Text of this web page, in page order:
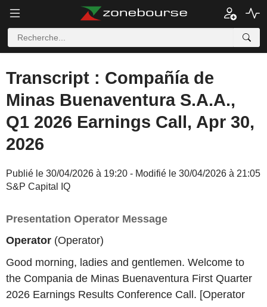
Transcript : Compañía de
Minas Buenaventura S.A.A.,
Q1 2026 Earnings Call, Apr 30,
2026
Publié le 30/04/2026 à 19:20 - Modifié le 30/04/2026 à 21:05
S&P Capital IQ
Presentation Operator Message
Operator (Operator)
Good morning, ladies and gentlemen. Welcome to
the Compania de Minas Buenaventura First Quarter
2026 Earnings Results Conference Call. [Operator